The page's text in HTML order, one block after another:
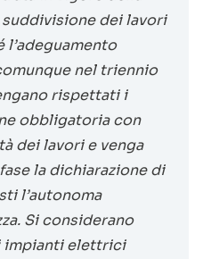
dei lavori
nel triennio
rispettati i
obbligatoria con
dei lavori e venga
la dichiarazione di
l’autonoma
Si considerano
impianti elettrici